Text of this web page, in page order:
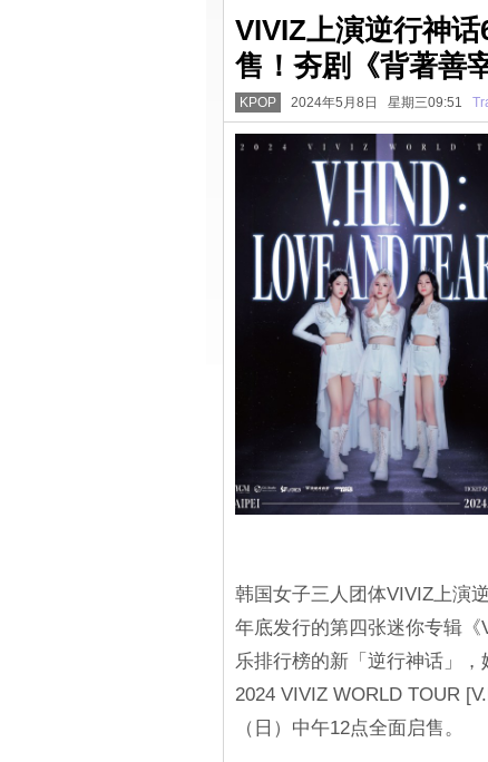
VIVIZ上演逆行神
售！夯剧《背著善
KPOP 2024年5月8日 星期三09:51
韩国女子三人团体VIVIZ上演
年底发行的第四张迷你专辑
乐排行榜的新「逆行神话」
2024 VIVIZ WORLD TOUR
（日）中午12点全面启售。